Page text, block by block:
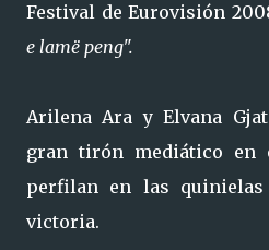
Festival de Eurovisión
e lamë peng".
Arilena Ara y Elvana
gran tirón mediático en
perfilan en las
victoria.